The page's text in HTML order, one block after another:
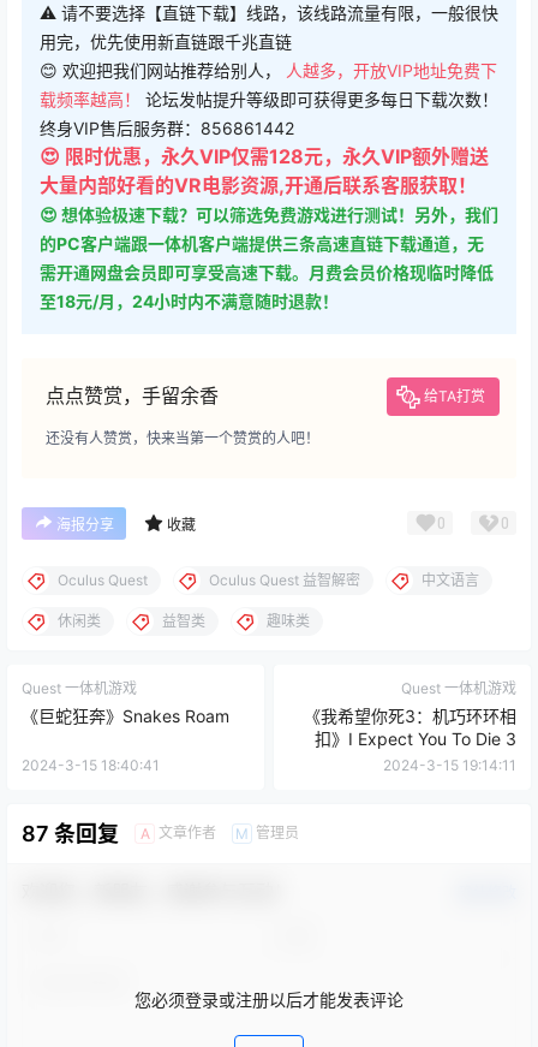
⚠ 请不要选择【直链下载】线路，该线路流量有限，一般很快
用完，优先使用新直链跟千兆直链
😊 欢迎把我们网站推荐给别人，
人越多，开放VIP地址免费下
载频率越高！ 论坛发帖提升等级即可获得更多每日下载次数！
终身VIP售后服务群：856861442
😍 限时优惠，永久VIP仅需128元，永久VIP额外赠送
大量内部好看的VR电影资源,开通后联系客服获取！
😍 想体验极速下载？可以筛选免费游戏进行测试！另外，我们
的PC客户端跟一体机客户端提供三条高速直链下载通道，无
需开通网盘会员即可享受高速下载。月费会员价格现临时降低
至18元/月，24小时内不满意随时退款！
点点赞赏，手留余香 给TA打赏
还没有人赞赏，快来当第一个赞赏的人吧！
海报分享 收藏 0 0
Oculus Quest Oculus Quest 益智解密 中文语言
休闲类 益智类 趣味类
Quest 一体机游戏
《巨蛇狂奔》Snakes Roam
2024-3-15 18:40:41
Quest 一体机游戏
《我希望你死3：机巧环环相
扣》I Expect You To Die 3
2024-3-15 19:14:11
87 条回复 A 文章作者 M 管理员
您必须登录或注册以后才能发表评论